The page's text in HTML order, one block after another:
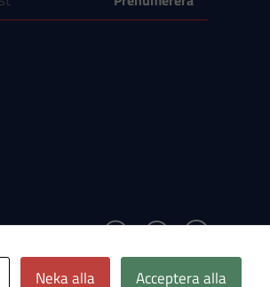
Neka alla Acceptera alla